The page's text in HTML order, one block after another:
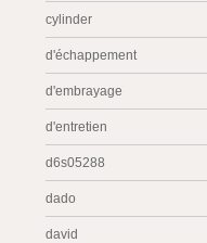
cylinder
d'échappement
d'embrayage
d'entretien
d6s05288
dado
david